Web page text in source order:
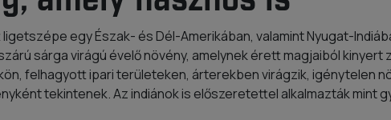
egy Észak- és Dél-Amerikában, valamint Nyugat-
sárga virágú évelő növény, amelynek érett magjaiból kinyert
felhagyott ipari területeken, árterekben virágzik, igénytelen
tekintenek. Az indiánok is előszeretettel alkalmazták mint